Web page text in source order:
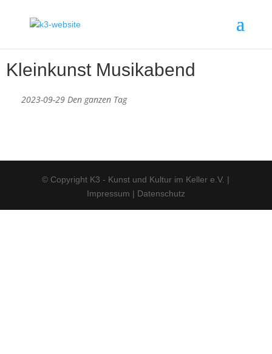
Kleinkunst Musikabend
2023-09-29 Den ganzen Tag
© Copyright K3 - Kunst und Kultur im Keller e.V. |
Impressum | Datenschutz